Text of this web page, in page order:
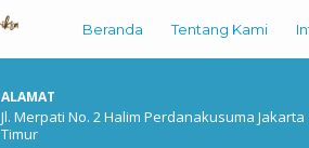
Beranda Tentang Kami
ALAMAT
Jl. Merpati No. 2 Halim Perdanakusuma Jakarta
Timur